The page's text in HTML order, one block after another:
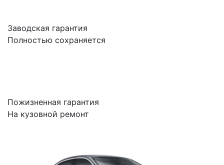
Заводская гарантия
Полностью сохраняется
Пожизненная гарантия
На кузовной ремонт